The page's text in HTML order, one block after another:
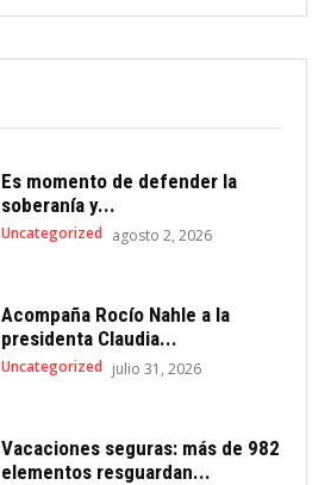
Es momento de defender la
soberanía y...
Uncategorized agosto 2, 2026
Acompaña Rocío Nahle a la
presidenta Claudia...
Uncategorized julio 31, 2026
Vacaciones seguras: más de 982
elementos resguardan...